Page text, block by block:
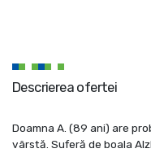
Descrierea ofertei
Doamna A. (89 ani) are
vârstă. Suferă de boala